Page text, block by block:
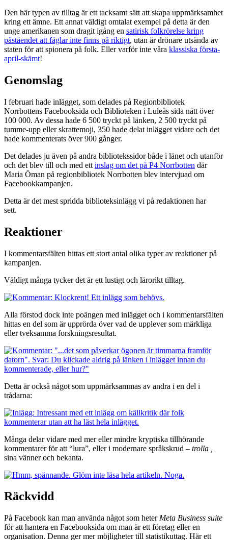
Den här typen av tilltag är ett tacksamt sätt att skapa uppmärksamhet
kring ett ämne. Ett annat väldigt omtalat exempel på detta är den
unge amerikanen som dragit igång en satirisk folkrörelse kring
påståendet att fåglar inte finns på riktigt, utan är drönare utsända av
staten för att spionera på folk. Eller varför inte våra klassiska första-
april-skämt!
Genomslag
I februari hade inlägget, som delades på Regionbibliotek
Norrbottens Facebooksida och Biblioteken i Luleås sida nått över
100 000. Av dessa hade 6 500 tryckt på länken, 2 500 tryckt på
tumme-upp eller skrattemoji, 350 hade delat inlägget vidare och det
hade kommenterats över 900 gånger.
Det delades ju även på andra bibliotekssidor både i länet och utanför
och det blev till och med ett inslag om det på P4 Norrbotten där
Maria Öman på regionbibliotek Norrbotten blev intervjuad om
Facebookkampanjen.
Detta är det mest spridda biblioteksinlägg vi på redaktionen har
sett.
Reaktioner
I kommentarsfälten hittas ett stort antal olika typer av reaktioner på
kampanjen.
Väldigt många tycker det är ett lustigt och lärorikt tilltag.
Alla förstod dock inte poängen med inlägget och i kommentarsfälten
hittas en del som är upprörda över vad de upplever som märkliga
eller tveksamma forskningsresultat.
Detta är också något som uppmärksammas av andra i en del i
trådarna:
Många delar vidare med mer eller mindre kryptiska tillhörande
kommentarer för att “lura”, eller i modernare språkskrud – trolla ,
sina vänner och bekanta.
Räckvidd
På Facebook kan man använda något som heter Meta Business suite
för att hantera en Facebooksida om man är ett företag eller en
organisation. Denna ger mer möjligheter till statistikuttag. Här ett